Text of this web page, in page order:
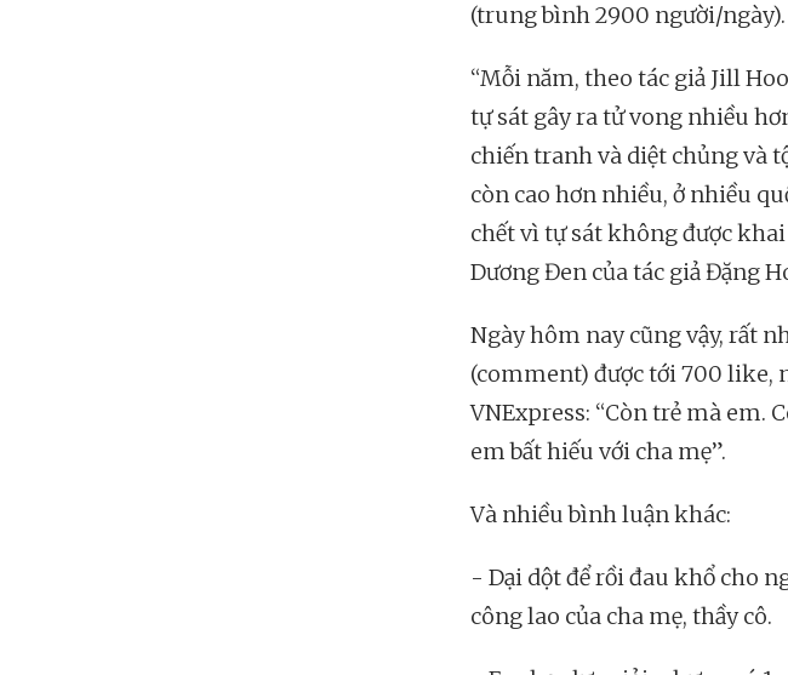
(trung bình 2900 người/ngày).
“Mỗi năm, theo tác giả Jill
tự sát gây ra tử vong nhiều
chiến tranh và diệt chủng và
còn cao hơn nhiều, ở nhiều
chết vì tự sát không được
Dương Đen của tác giả Đặng
Ngày hôm nay cũng vậy, rất
(comment) được tới 700 like,
VNExpress: “Còn trẻ mà em.
em bất hiếu với cha mẹ”.
Và nhiều bình luận khác:
- Dại dột để rồi đau khổ cho
công lao của cha mẹ, thầy cô.